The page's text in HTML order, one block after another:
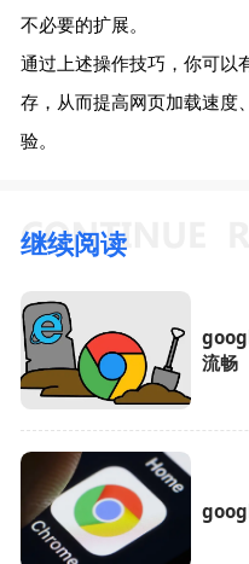
不必要的扩展。
通过上述操作技巧，你可以
存，从而提高网页加载速度
验。
继续阅读
流畅